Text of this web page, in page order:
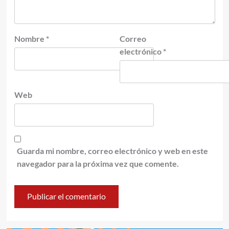
Nombre *
Correo
electrónico *
Web
Guarda mi nombre, correo electrónico y web en este
navegador para la próxima vez que comente.